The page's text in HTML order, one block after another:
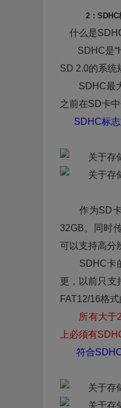
2：SDHC
什么是
SDHC是
SD 2.0的系统
SDHC最大
之前在SD卡
SDHC标志
作为SD卡
32GB。同时
可以支持高分
SDHC卡的
更，以前只支
FAT12/16格
所有大于
上必须有
符合SDHC